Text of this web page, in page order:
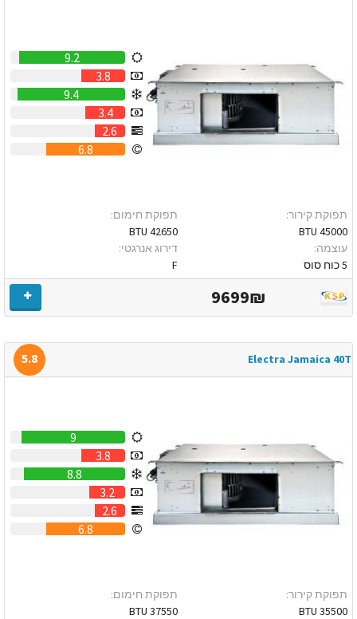
9.2
3.8
9.4
3.4
2.6
6.8
תפוקת קירור:
45000 BTU
עוצמה:
5 כוח סוס
תפוקת חימום:
42650 BTU
דירוג אנרגטי:
F
9699₪
Electra Jamaica 40T
5.8
9
3.8
8.8
3.2
2.6
6.8
תפוקת קירור:
35500 BTU
תפוקת חימום:
37550 BTU